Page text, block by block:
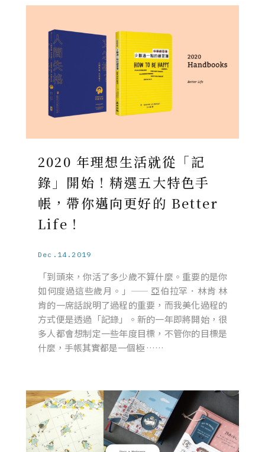
2020 年理想生活就從「記
錄」開始！精選五大特色手
帳，帶你邁向更好的 Better
Life！
Dec.14.2019
「到頭來，你活了多少歲不算什麼。重要的是你
如何度過這些歲月。」—— 亞伯拉罕．林肯 林
肯的一席話說明了過程的重要，而我美化過程的
方式便是透過「記錄」。新的一年即將開始，很
多人都會想制定一些年度目標，不管你的目標是
什麼，手帳其實都是一個極 ……